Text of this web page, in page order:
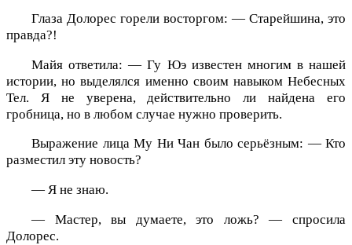
Глаза Долорес горели восторгом: — Старейшина, это
правда?!
Майя ответила: — Гу Юэ известен многим в нашей
истории, но выделялся именно своим навыком Небесных
Тел. Я не уверена, действительно ли найдена его
гробница, но в любом случае нужно проверить.
Выражение лица Му Ни Чан было серьёзным: — Кто
разместил эту новость?
— Я не знаю.
— Мастер, вы думаете, это ложь? — спросила
Долорес.